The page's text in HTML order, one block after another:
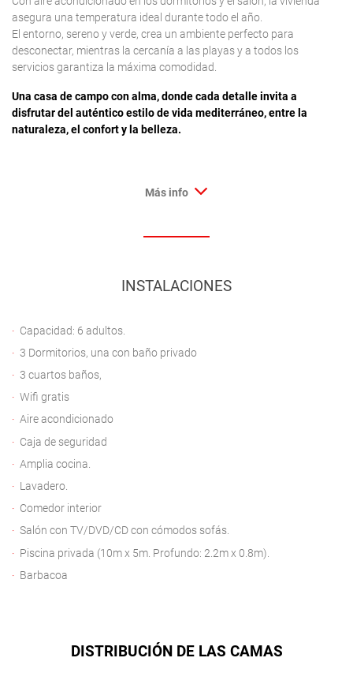
asegura una temperatura ideal durante todo el año.
El entorno, sereno y verde, crea un ambiente perfecto para
desconectar, mientras la cercanía a las playas y a todos los
servicios garantiza la máxima comodidad.
Una casa de campo con alma, donde cada detalle invita a
disfrutar del auténtico estilo de vida mediterráneo, entre la
naturaleza, el confort y la belleza.
Más info
INSTALACIONES
Capacidad: 6 adultos.
3 Dormitorios, una con baño privado
3 cuartos baños,
Wifi gratis
Aire acondicionado
Caja de seguridad
Amplia cocina.
Lavadero.
Comedor interior
Salón con TV/DVD/CD con cómodos sofás.
Piscina privada (10m x 5m. Profundo: 2.2m x 0.8m).
Barbacoa
DISTRIBUCIÓN DE LAS CAMAS